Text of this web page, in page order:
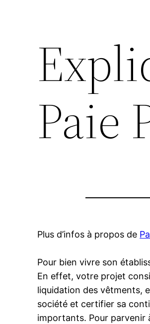
Paie
Plus d’infos à propos de
Pour bien vivre son
En effet, votre projet
liquidation des vêtments,
société et certifier sa
importants. Pour parvenir